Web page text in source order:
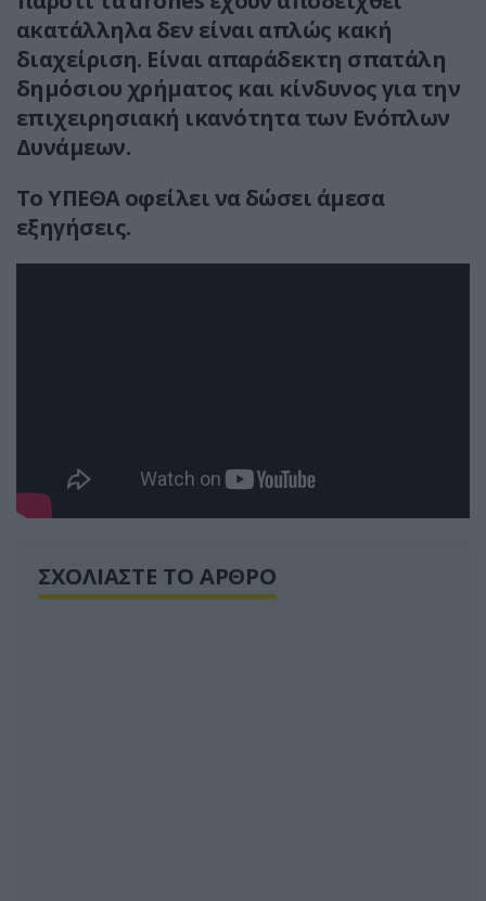
ακατάλληλα δεν είναι απλώς κακή
διαχείριση. Είναι απαράδεκτη σπατάλη
δημόσιου χρήματος και κίνδυνος για την
επιχειρησιακή ικανότητα των Ενόπλων
Δυνάμεων.
Το ΥΠΕΘΑ οφείλει να δώσει άμεσα
εξηγήσεις.
ΣΧΟΛΙΑΣΤΕ ΤΟ ΑΡΘΡΟ